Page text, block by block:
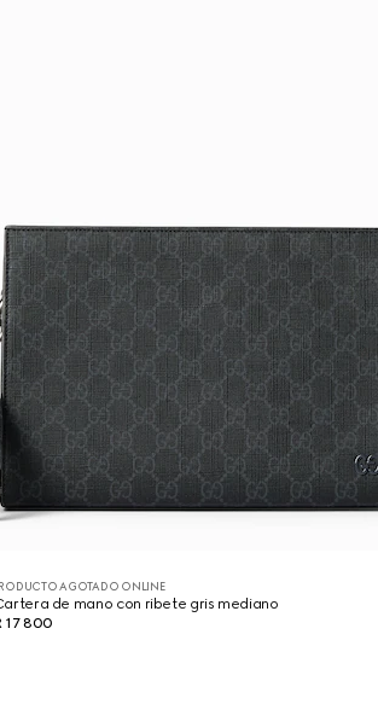
AGOTADO ONLINE
de mano con ribete gris mediano
17 800